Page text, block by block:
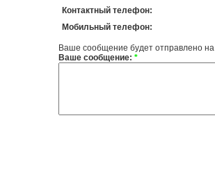
Контактный телефон:
Мобильный телефон:
Ваше сообщение будет отправлено
Ваше сообщение:*